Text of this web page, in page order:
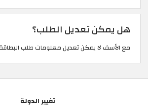
هل يمكن تعديل الطلب؟
مع الأسف لا يمكن تعديل معلومات طلب
تغيير الدولة